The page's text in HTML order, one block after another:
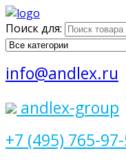
Поиск для:
info@andlex.ru
andlex-group
+7 (495) 765-